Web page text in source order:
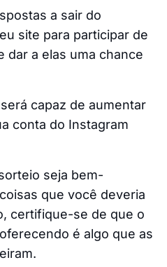
a sair do
site para participar de
dar a elas uma chance
capaz de aumentar
conta do Instagram
seja bem-
que você deveria
certifique-se de que o
é algo que as